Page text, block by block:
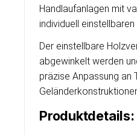
Handlaufanlagen mit
individuell einstellbaren
Der einstellbare
abgewinkelt werden
präzise Anpassung an
Produktdetails: